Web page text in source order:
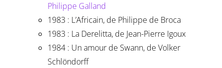
Philippe Galland
1983 : L’Africain, de Philippe de Broca
1983 : La Derelitta, de Jean-Pierre Igoux
1984 : Un amour de Swann, de Volker
Schlöndorff